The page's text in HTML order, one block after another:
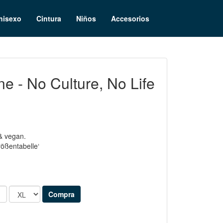
Cintura Niños Accesorios
- No Culture, No Life
vegan.